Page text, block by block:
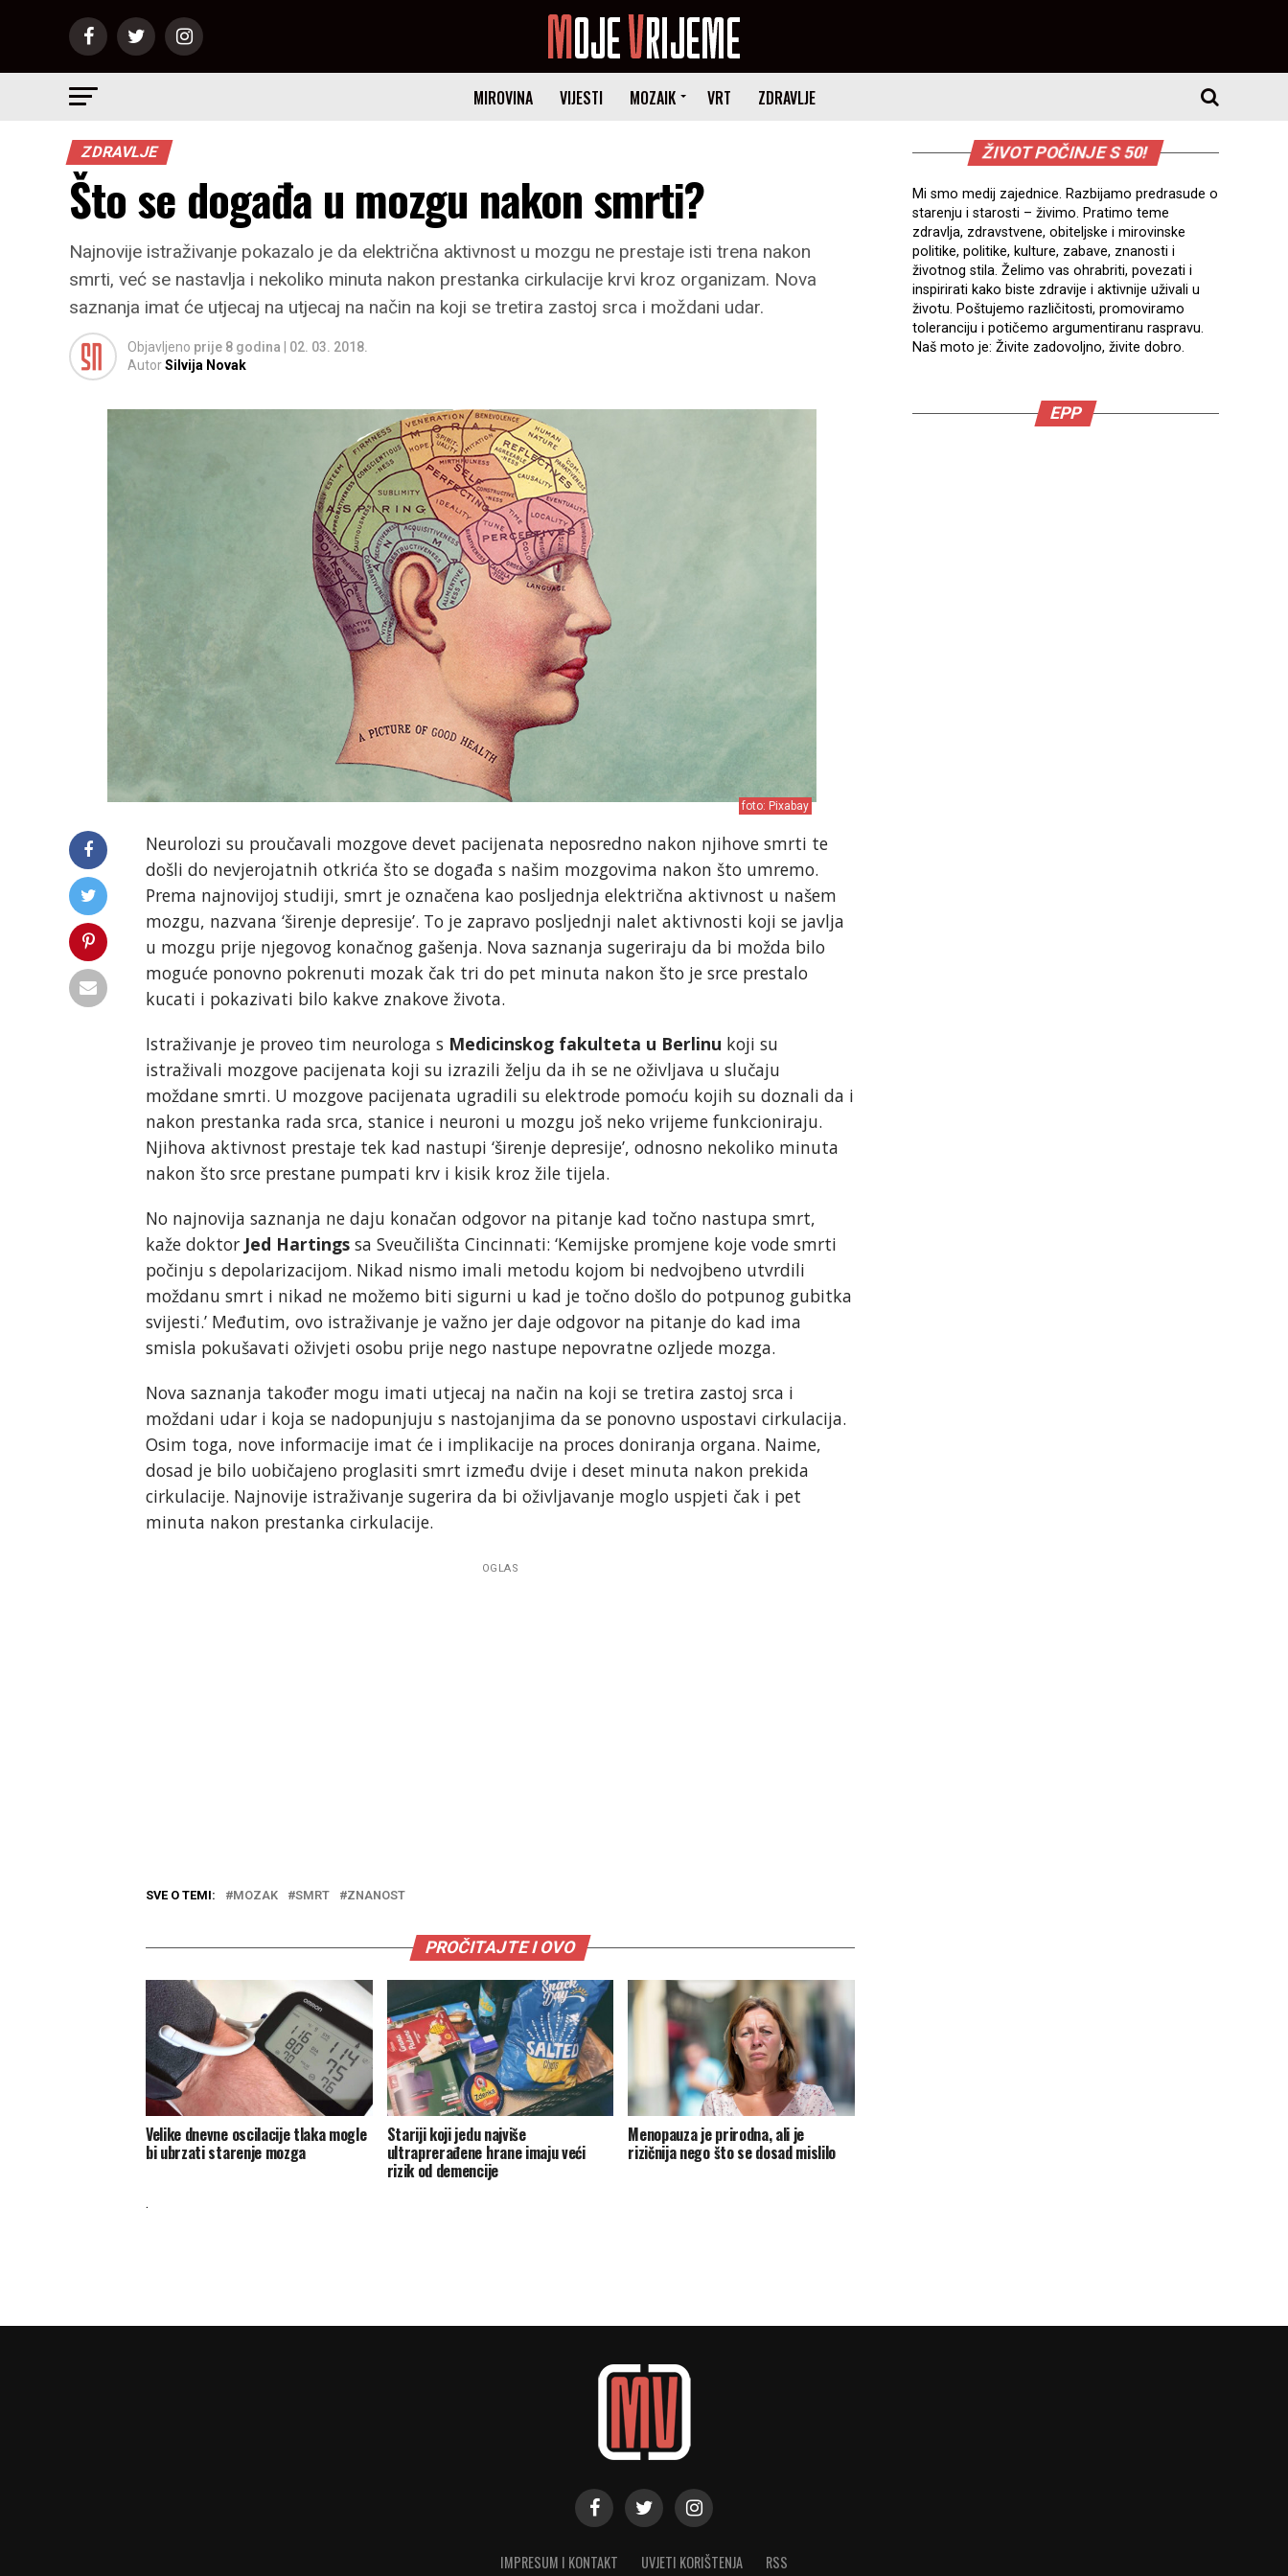
MIROVINA VIJESTI MOZAIK VRT ZDRAVLJE
ZDRAVLJE
Što se događa u mozgu nakon smrti?
Najnovije istraživanje pokazalo je da električna aktivnost u mozgu ne prestaje isti trena nakon
smrti, već se nastavlja i nekoliko minuta nakon prestanka cirkulacije krvi kroz organizam. Nova
saznanja imat će utjecaj na utjecaj na način na koji se tretira zastoj srca i moždani udar.
Objavljeno prije 8 godina
02. 03. 2018.
AutorSilvija Novak
foto: Pixabay
Neurolozi su proučavali mozgove devet pacijenata neposredno nakon njihove smrti te
došli do nevjerojatnih otkrića što se događa s našim mozgovima nakon što umremo.
Prema najnovijoj studiji, smrt je označena kao posljednja električna aktivnost u našem
mozgu, nazvana ‘širenje depresije’. To je zapravo posljednji nalet aktivnosti koji se javlja
u mozgu prije njegovog konačnog gašenja. Nova saznanja sugeriraju da bi možda bilo
moguće ponovno pokrenuti mozak čak tri do pet minuta nakon što je srce prestalo
kucati i pokazivati bilo kakve znakove života.
Istraživanje je proveo tim neurologa s Medicinskog fakulteta u Berlinu koji su
istraživali mozgove pacijenata koji su izrazili želju da ih se ne oživljava u slučaju
moždane smrti. U mozgove pacijenata ugradili su elektrode pomoću kojih su doznali da i
nakon prestanka rada srca, stanice i neuroni u mozgu još neko vrijeme funkcioniraju.
Njihova aktivnost prestaje tek kad nastupi ‘širenje depresije’, odnosno nekoliko minuta
nakon što srce prestane pumpati krv i kisik kroz žile tijela.
No najnovija saznanja ne daju konačan odgovor na pitanje kad točno nastupa smrt,
kaže doktor Jed Hartings sa Sveučilišta Cincinnati: ‘Kemijske promjene koje vode smrti
počinju s depolarizacijom. Nikad nismo imali metodu kojom bi nedvojbeno utvrdili
moždanu smrt i nikad ne možemo biti sigurni u kad je točno došlo do potpunog gubitka
svijesti.’ Međutim, ovo istraživanje je važno jer daje odgovor na pitanje do kad ima
smisla pokušavati oživjeti osobu prije nego nastupe nepovratne ozljede mozga.
Nova saznanja također mogu imati utjecaj na način na koji se tretira zastoj srca i
moždani udar i koja se nadopunjuju s nastojanjima da se ponovno uspostavi cirkulacija.
Osim toga, nove informacije imat će i implikacije na proces doniranja organa. Naime,
dosad je bilo uobičajeno proglasiti smrt između dvije i deset minuta nakon prekida
cirkulacije. Najnovije istraživanje sugerira da bi oživljavanje moglo uspjeti čak i pet
minuta nakon prestanka cirkulacije.
OGLAS
SVE O TEMI: MOZAK SMRT ZNANOST
PROČITAJTE I OVO
Velike dnevne oscilacije tlaka mogle
bi ubrzati starenje mozga
Stariji koji jedu najviše
ultraprerađene hrane imaju veći
rizik od demencije
Menopauza je prirodna, ali je
rizičnija nego što se dosad mislilo
.
ŽIVOT POČINJE S 50!
Mi smo medij zajednice. Razbijamo predrasude o
starenju i starosti – živimo. Pratimo teme
zdravlja, zdravstvene, obiteljske i mirovinske
politike, politike, kulture, zabave, znanosti i
životnog stila. Želimo vas ohrabriti, povezati i
inspirirati kako biste zdravije i aktivnije uživali u
životu. Poštujemo različitosti, promoviramo
toleranciju i potičemo argumentiranu raspravu.
Naš moto je: Živite zadovoljno, živite dobro.
EPP
IMPRESUM I KONTAKT UVJETI KORIŠTENJA RSS